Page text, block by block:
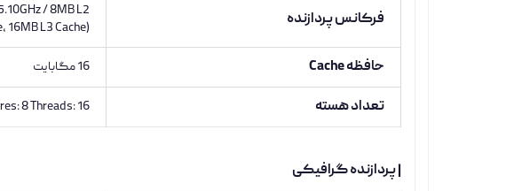
فرکانس پردازنده
/ 8MB L2
16MB L3 Cache)
حافظه Cache 16 مگابایت
تعداد هسته 8 Threads: 16
| پردازنده گرافیکی